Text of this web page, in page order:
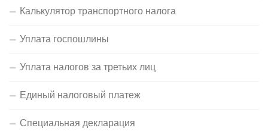
Калькулятор транспортного налога
Уплата госпошлины
Уплата налогов за третьих лиц
Единый налоговый платеж
Специальная декларация